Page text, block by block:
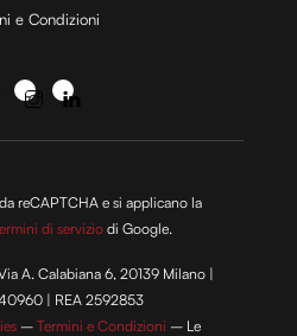
e Condizioni
reCAPTCHA e si applicano la
di serviziodi Google.
A. Calabiana 6, 20139 Milano |
| REA 2592853
–Termini e Condizioni – Le